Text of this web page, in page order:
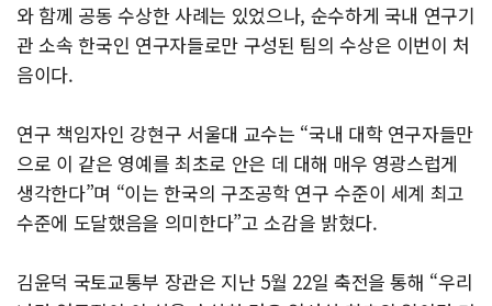
와 함께 공동 수상한 사례는 있었으나, 순수하게 국내 연구기
관 소속 한국인 연구자들로만 구성된 팀의 수상은 이번이 처
음이다.
연구 책임자인 강현구 서울대 교수는 “국내 대학 연구자들만
으로 이 같은 영예를 최초로 안은 데 대해 매우 영광스럽게
생각한다”며 “이는 한국의 구조공학 연구 수준이 세계 최고
수준에 도달했음을 의미한다”고 소감을 밝혔다.
김윤덕 국토교통부 장관은 지난 5월 22일 축전을 통해 “우리